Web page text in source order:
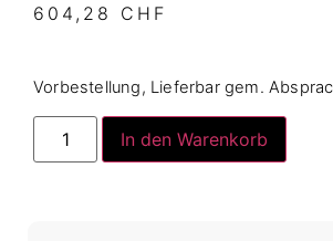
604,28 CHF
Vorbestellung, Lieferbar gem.
In den Warenkorb